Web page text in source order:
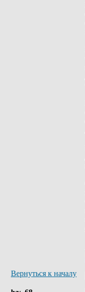
Вернуться к началу